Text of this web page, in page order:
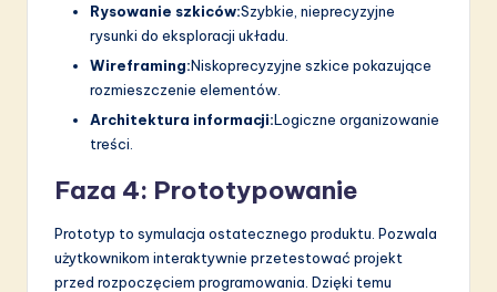
Rysowanie szkiców:Szybkie, nieprecyzyjne
rysunki do eksploracji układu.
Wireframing:Niskoprecyzyjne szkice pokazujące
rozmieszczenie elementów.
Architektura informacji:Logiczne organizowanie
treści.
Faza 4: Prototypowanie
Prototyp to symulacja ostatecznego produktu. Pozwala
użytkownikom interaktywnie przetestować projekt
przed rozpoczęciem programowania. Dzięki temu